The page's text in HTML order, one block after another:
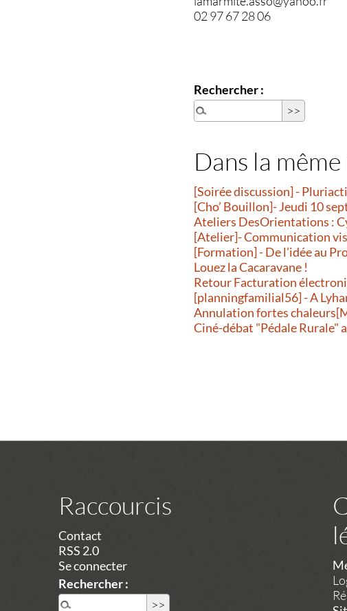
02 97 67 28 06
Rechercher :
Dans la
[Soirée discussion] -
[Cho’ Bouillon]- Jeudi 10
Ateliers DesOrientations :
[Atelier]- Communication
[Formation] - De l’idée au
Louez la Cacaravane !
Retour Facturation
[planningfamilial56] - A
Annulation fortes
Ciné-débat "Pédale Rurale"
Raccourcis
Contact
RSS 2.0
Se connecter
Rechercher :